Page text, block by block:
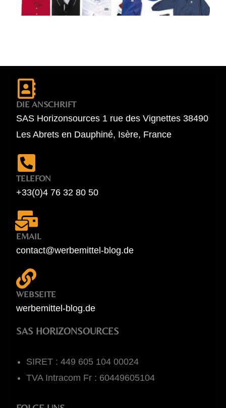
DIE ANSCHRIFT
SAS Horizonsources 1 rue des Vignettes 38490
Les Abrets en Dauphiné, Isère, France
TELEFON
+33(0)4 76 32 80 50
EMAIL
contact@werbemittel-blog.de
WEBSEITE
werbemittel-blog.de
SAS HORIZONSOURCES
SIRET : 449 605 104 00024
TVA Intracom Fr : 60449605104